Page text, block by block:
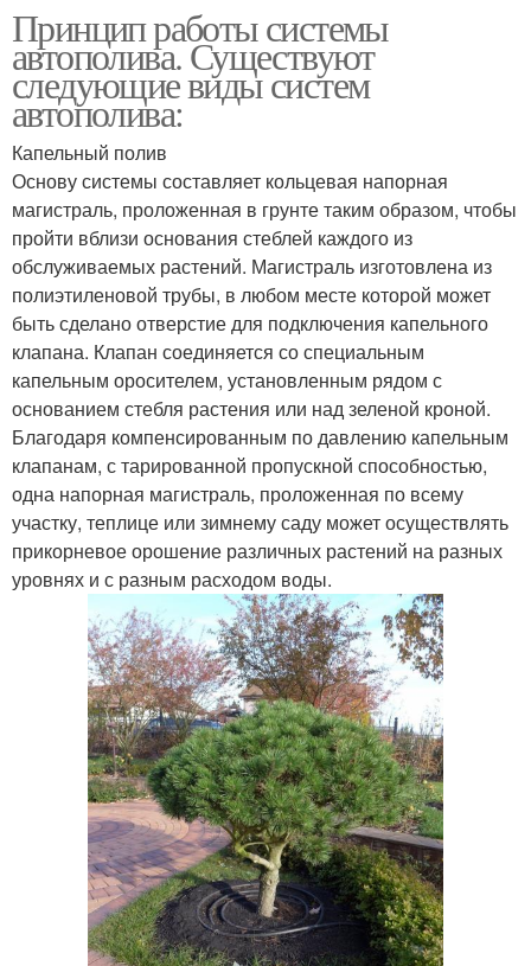
Принцип работы системы
автополива. Существуют
следующие виды систем
автополива:
Капельный полив
Основу системы составляет кольцевая напорная
магистраль, проложенная в грунте таким образом, чтобы
пройти вблизи основания стеблей каждого из
обслуживаемых растений. Магистраль изготовлена из
полиэтиленовой трубы, в любом месте которой может
быть сделано отверстие для подключения капельного
клапана. Клапан соединяется со специальным
капельным оросителем, установленным рядом с
основанием стебля растения или над зеленой кроной.
Благодаря компенсированным по давлению капельным
клапанам, с тарированной пропускной способностью,
одна напорная магистраль, проложенная по всему
участку, теплице или зимнему саду может осуществлять
прикорневое орошение различных растений на разных
уровнях и с разным расходом воды.